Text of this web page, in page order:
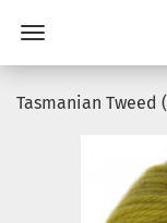
Tasmanian Tweed